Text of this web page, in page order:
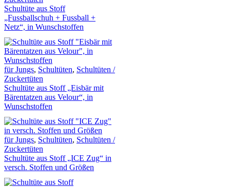
Schultüte aus Stoff
„Fussballschuh + Fussball +
Netz“, in Wunschstoffen
für Jungs, Schultüten, Schultüten /
Zuckertüten
Schultüte aus Stoff „Eisbär mit
Bärentatzen aus Velour“, in
Wunschstoffen
für Jungs, Schultüten, Schultüten /
Zuckertüten
Schultüte aus Stoff „ICE Zug“ in
versch. Stoffen und Größen